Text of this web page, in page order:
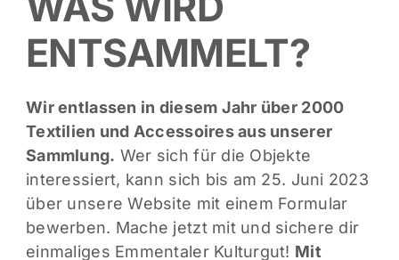
ENTSAMMELT?
Wir entlassen in diesem Jahr über 2000
Textilien und Accessoires aus unserer
Sammlung. Wer sich für die Objekte
interessiert, kann sich bis am 25. Juni 2023
über unsere Website mit einem Formular
bewerben. Mache jetzt mit und sichere dir
einmaliges Emmentaler Kulturgut! Mit